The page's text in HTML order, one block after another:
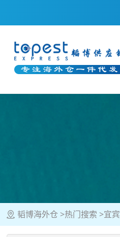
韬博海外仓 热门搜索 宜